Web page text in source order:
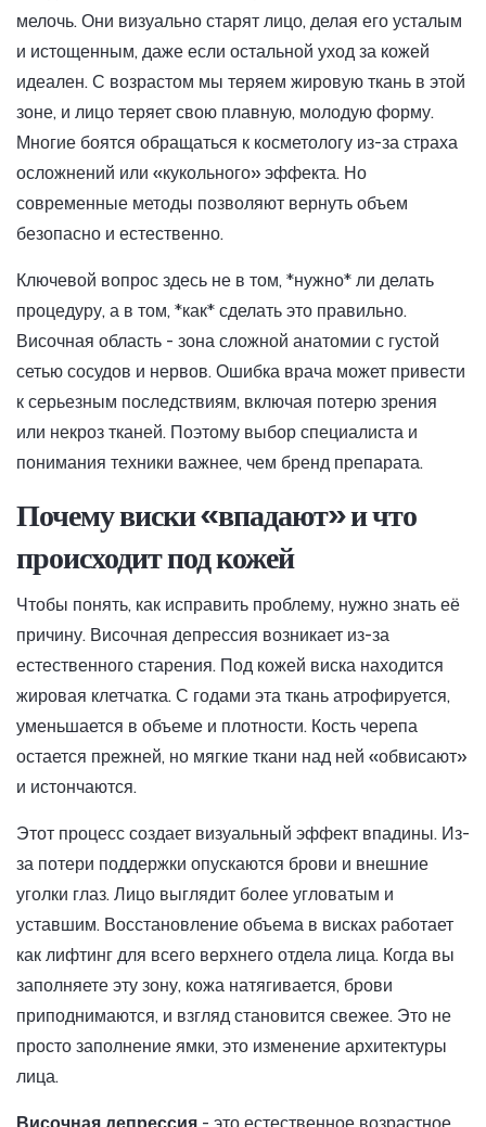
мелочь. Они визуально старят лицо, делая его усталым
и истощенным, даже если остальной уход за кожей
идеален. С возрастом мы теряем жировую ткань в этой
зоне, и лицо теряет свою плавную, молодую форму.
Многие боятся обращаться к косметологу из-за страха
осложнений или «кукольного» эффекта. Но
современные методы позволяют вернуть объем
безопасно и естественно.
Ключевой вопрос здесь не в том, *нужно* ли делать
процедуру, а в том, *как* сделать это правильно.
Височная область - зона сложной анатомии с густой
сетью сосудов и нервов. Ошибка врача может привести
к серьезным последствиям, включая потерю зрения
или некроз тканей. Поэтому выбор специалиста и
понимания техники важнее, чем бренд препарата.
Почему виски «впадают» и что
происходит под кожей
Чтобы понять, как исправить проблему, нужно знать её
причину. Височная депрессия возникает из-за
естественного старения. Под кожей виска находится
жировая клетчатка. С годами эта ткань атрофируется,
уменьшается в объеме и плотности. Кость черепа
остается прежней, но мягкие ткани над ней «обвисают»
и истончаются.
Этот процесс создает визуальный эффект впадины. Из-
за потери поддержки опускаются брови и внешние
уголки глаз. Лицо выглядит более угловатым и
уставшим. Восстановление объема в висках работает
как лифтинг для всего верхнего отдела лица. Когда вы
заполняете эту зону, кожа натягивается, брови
приподнимаются, и взгляд становится свежее. Это не
просто заполнение ямки, это изменение архитектуры
лица.